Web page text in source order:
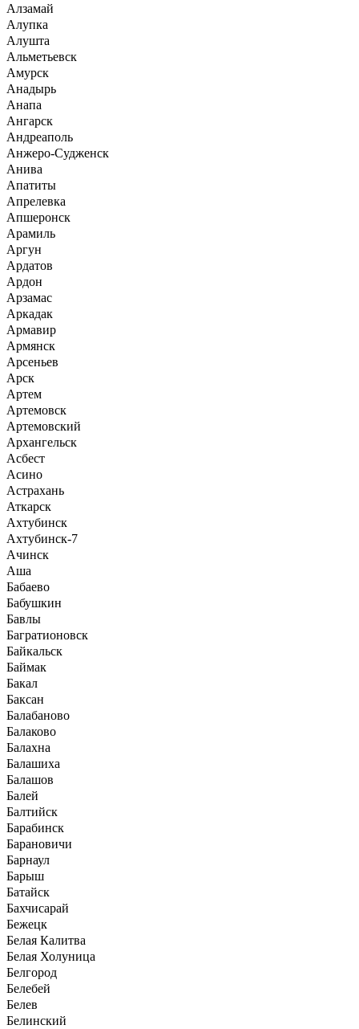
Алзамай
Алупка
Алушта
Альметьевск
Амурск
Анадырь
Анапа
Ангарск
Андреаполь
Анжеро-Судженск
Анива
Апатиты
Апрелевка
Апшеронск
Арамиль
Аргун
Ардатов
Ардон
Арзамас
Аркадак
Армавир
Армянск
Арсеньев
Арск
Артем
Артемовск
Артемовский
Архангельск
Асбест
Асино
Астрахань
Аткарск
Ахтубинск
Ахтубинск-7
Ачинск
Аша
Бабаево
Бабушкин
Бавлы
Багратионовск
Байкальск
Баймак
Бакал
Баксан
Балабаново
Балаково
Балахна
Балашиха
Балашов
Балей
Балтийск
Барабинск
Барановичи
Барнаул
Барыш
Батайск
Бахчисарай
Бежецк
Белая Калитва
Белая Холуница
Белгород
Белебей
Белев
Белинский